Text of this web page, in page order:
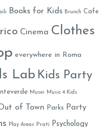
Books for Kids Brunch Cafe
Cinema Clothes
everywhere in Roma
Lab Kids Party
Musei Music 4 Kids
of Town Parks
Party
Play Areas Prati Psychology